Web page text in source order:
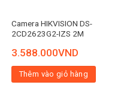
Camera HIKVISION DS-
2CD2623G2-IZS 2M
3.588.000VND
Thêm vào giỏ hàng